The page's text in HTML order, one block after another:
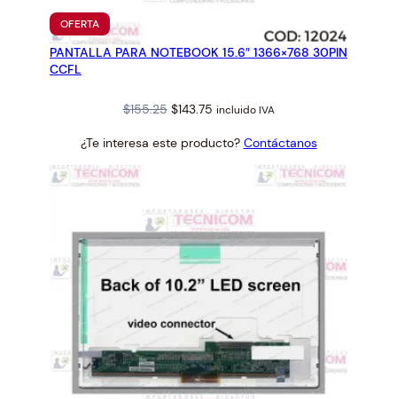
OFERTAPRODUCTO
EN
OFERTA
PANTALLA PARA NOTEBOOK 15.6″ 1366×768 30PIN
CCFL
$155.25 Original
was:
$143.75Current
is:
incluido IVA
¿Te interesa este producto? Contáctanos